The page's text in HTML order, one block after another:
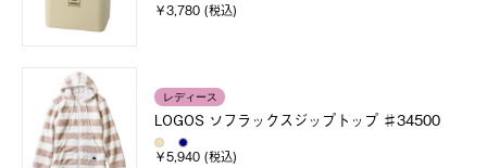
￥3,780 (税込)
レディース
LOGOS ソフラックスジップトップ ♯34500
￥5,940 (税込)